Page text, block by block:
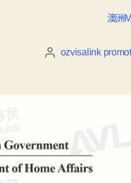
澳洲
ozvisalink